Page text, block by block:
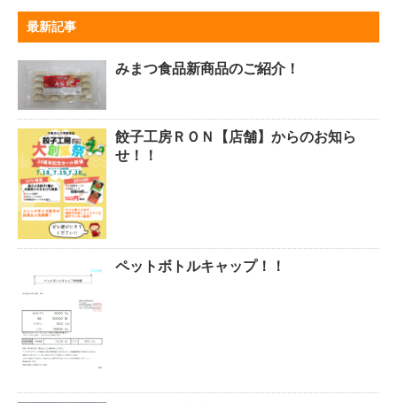
最新記事
みまつ食品新商品のご紹介！
餃子工房ＲＯＮ【店舗】からのお知ら
せ！！
ペットボトルキャップ！！